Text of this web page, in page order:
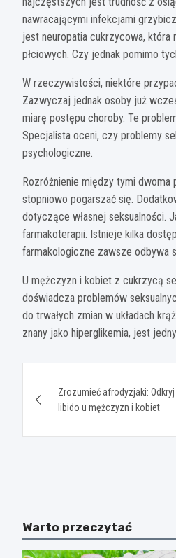
nawracającymi infekcjami
jest neuropatia cukrzycowa,
płciowych. Czy jednak pomimo
W rzeczywistości, niektóre
Zazwyczaj jednak osoby już
miarę postępu choroby. Te
Specjalista oceni, czy problemy
psychologiczne.
Rozróżnienie między tymi dwoma
stopniowo pogarszać się.
dotyczące własnej seksualności.
farmakoterapii. Istnieje kilka
farmakologiczne zawsze odbywa
U mężczyzn i kobiet z cukrzycą
doświadcza problemów
do trwałych zmian w układach
znany jako hiperglikemia, jest
wpisu
Zrozumieć afrodyzjaki:
libido u mężczyzn i kobiet
Warto przeczytać